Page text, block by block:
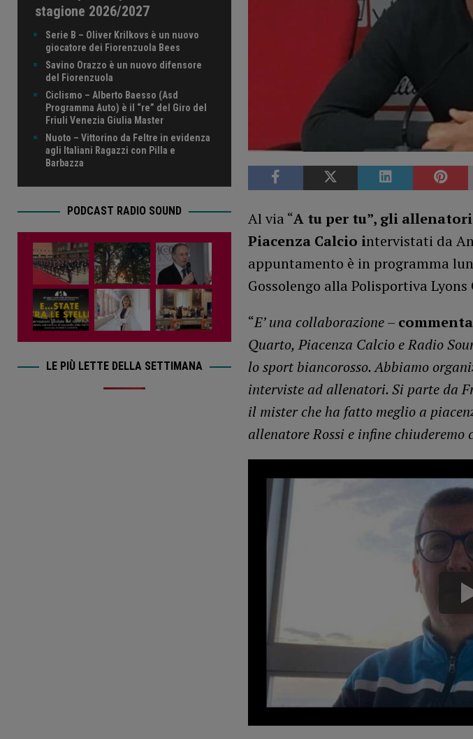
Al via “A tu per tu”, gli
Piacenza Calcio intervistati da
appuntamento è in programma
Gossolengo alla Polisportiva
“E’ una collaborazione–
Quarto, Piacenza Calcio e Radio
lo sport biancorosso. Abbiamo
interviste ad allenatori. Si parte da
il mister che ha fatto meglio a
allenatore Rossi e infine
stagione 2026/2027
Serie B – Oliver Krilkovs è un nuovo
giocatore dei Fiorenzuola Bees
Savino Orazzo è un nuovo difensore
del Fiorenzuola
Ciclismo – Alberto Baesso (Asd
Programma Auto) è il “re” del Giro del
Friuli Venezia Giulia Master
Nuoto – Vittorino da Feltre in evidenza
agli Italiani Ragazzi con Pilla e
Barbazza
PODCAST RADIO SOUND
LE PIÙ LETTE DELLA SETTIMANA